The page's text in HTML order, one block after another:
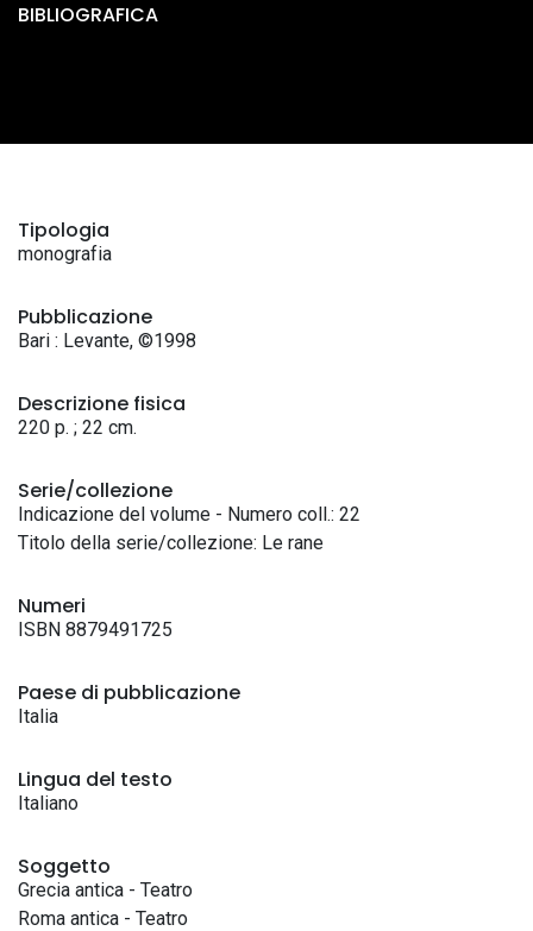
BIBLIOGRAFICA
Tipologia
monografia
Pubblicazione
Bari : Levante, ©1998
Descrizione fisica
220 p. ; 22 cm.
Serie/collezione
Indicazione del volume - Numero coll.: 22
Titolo della serie/collezione: Le rane
Numeri
ISBN 8879491725
Paese di pubblicazione
Italia
Lingua del testo
Italiano
Soggetto
Grecia antica - Teatro
Roma antica - Teatro